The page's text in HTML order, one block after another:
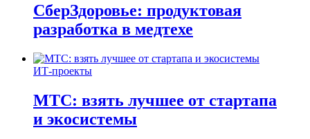
СберЗдоровье: продуктовая
разработка в медтехе
ИТ-проекты
МТС: взять лучшее от стартапа
и экосистемы